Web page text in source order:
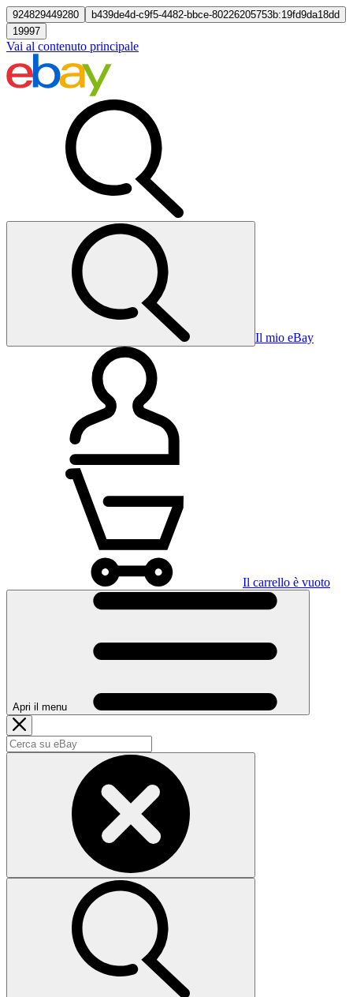
924829449280
b439de4d-c9f5-4482-bbce-80226205753b:19fd9da18dd
19997
Vai al contenuto principale
Il mio eBay
Il carrello è vuoto
Apri il menu